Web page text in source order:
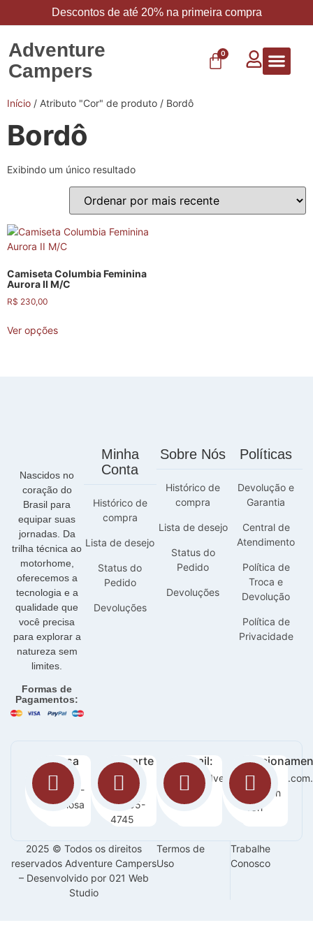
Descontos de até 20% na primeira compra
Adventure
Campers
0
Início / Atributo "Cor" de produto / Bordô
Bordô
Exibindo um único resultado
Camiseta Columbia Feminina
Aurora II M/C
R$ 230,00
Ver opções
Nascidos no
coração do
Brasil para
equipar suas
jornadas. Da
trilha técnica ao
motorhome,
oferecemos a
tecnologia e a
qualidade que
você precisa
para explorar a
natureza sem
limites.
Formas de
Pagamentos:
Minha
Conta
Histórico de
compra
Lista de desejo
Status do
Pedido
Devoluções
Sobre Nós
Histórico de
compra
Lista de desejo
Status do
Pedido
Devoluções
Políticas
Devolução e
Garantia
Central de
Atendimento
Política de
Troca e
Devolução
Política de
Privacidade
Nossa
loja:
Orla 14 -
Graciosa
Suporte
:
63
99255-
4745
E-mail:
Seg -
Sab / 8h
-18h
2025 © Todos os direitos
reservados Adventure Campers
– Desenvolvido por 021 Web
Studio
Termos de
Uso
Trabalhe
Conosco